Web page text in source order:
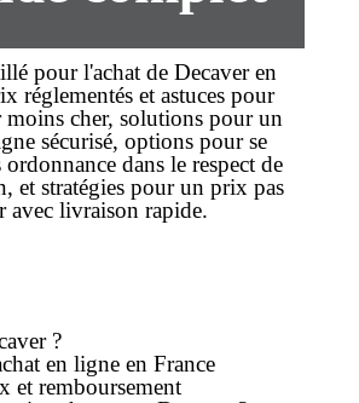
pour l'achatde Decaver en
réglementés et astuces pour
moins cher, solutions pour un
sécurisé, options pour se
ordonnance dans le respect de
et stratégies pour un prixpas
aveclivraison rapide.
?
en ligne en France
et remboursement